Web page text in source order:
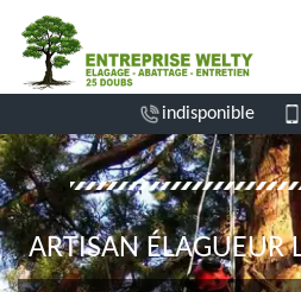
indisponible
ARTISAN ÉLAGUEUR